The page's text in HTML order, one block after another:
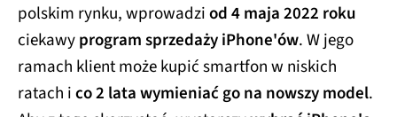
polskim rynku, wprowadziod 4 maja 2022 roku
ciekawyprogram sprzedaży iPhone'ów. W jego
ramach klient może kupić smartfon w niskich
ratach ico 2 lata wymieniać go na nowszy model.